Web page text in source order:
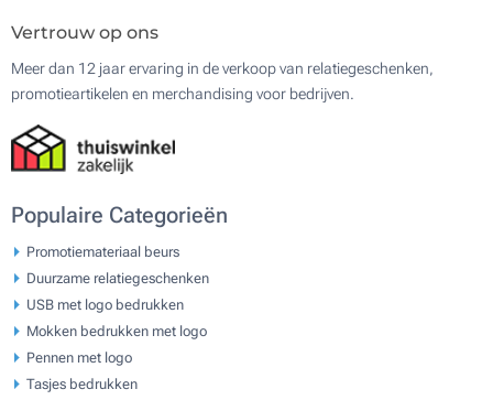
Vertrouw op ons
Meer dan 12 jaar ervaring in de verkoop van relatiegeschenken,
promotieartikelen en merchandising voor bedrijven.
Populaire Categorieën
Promotiemateriaal beurs
Duurzame relatiegeschenken
USB met logo bedrukken
Mokken bedrukken met logo
Pennen met logo
Tasjes bedrukken